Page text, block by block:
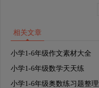
相关文章
小学1-6年级作文素材大全
小学1-6年级数学天天练
小学1-6年级奥数练习题整